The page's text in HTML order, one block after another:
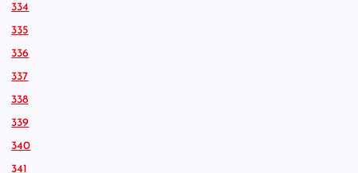
334
335
336
337
338
339
340
341